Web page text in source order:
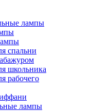
лампы
спальни
школьника
рабочего
лампы